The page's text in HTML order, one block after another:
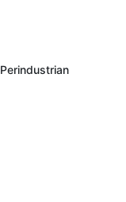
Perindustrian